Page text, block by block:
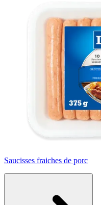
Saucisses fraiches de porc